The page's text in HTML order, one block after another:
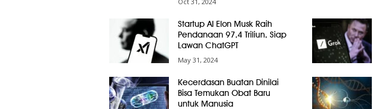
Startup AI Elon Musk Raih
Pendanaan 97,4 Triliun, Siap
Lawan ChatGPT
May 31, 2024
Kecerdasan Buatan Dinilai
Bisa Temukan Obat Baru
untuk Manusia